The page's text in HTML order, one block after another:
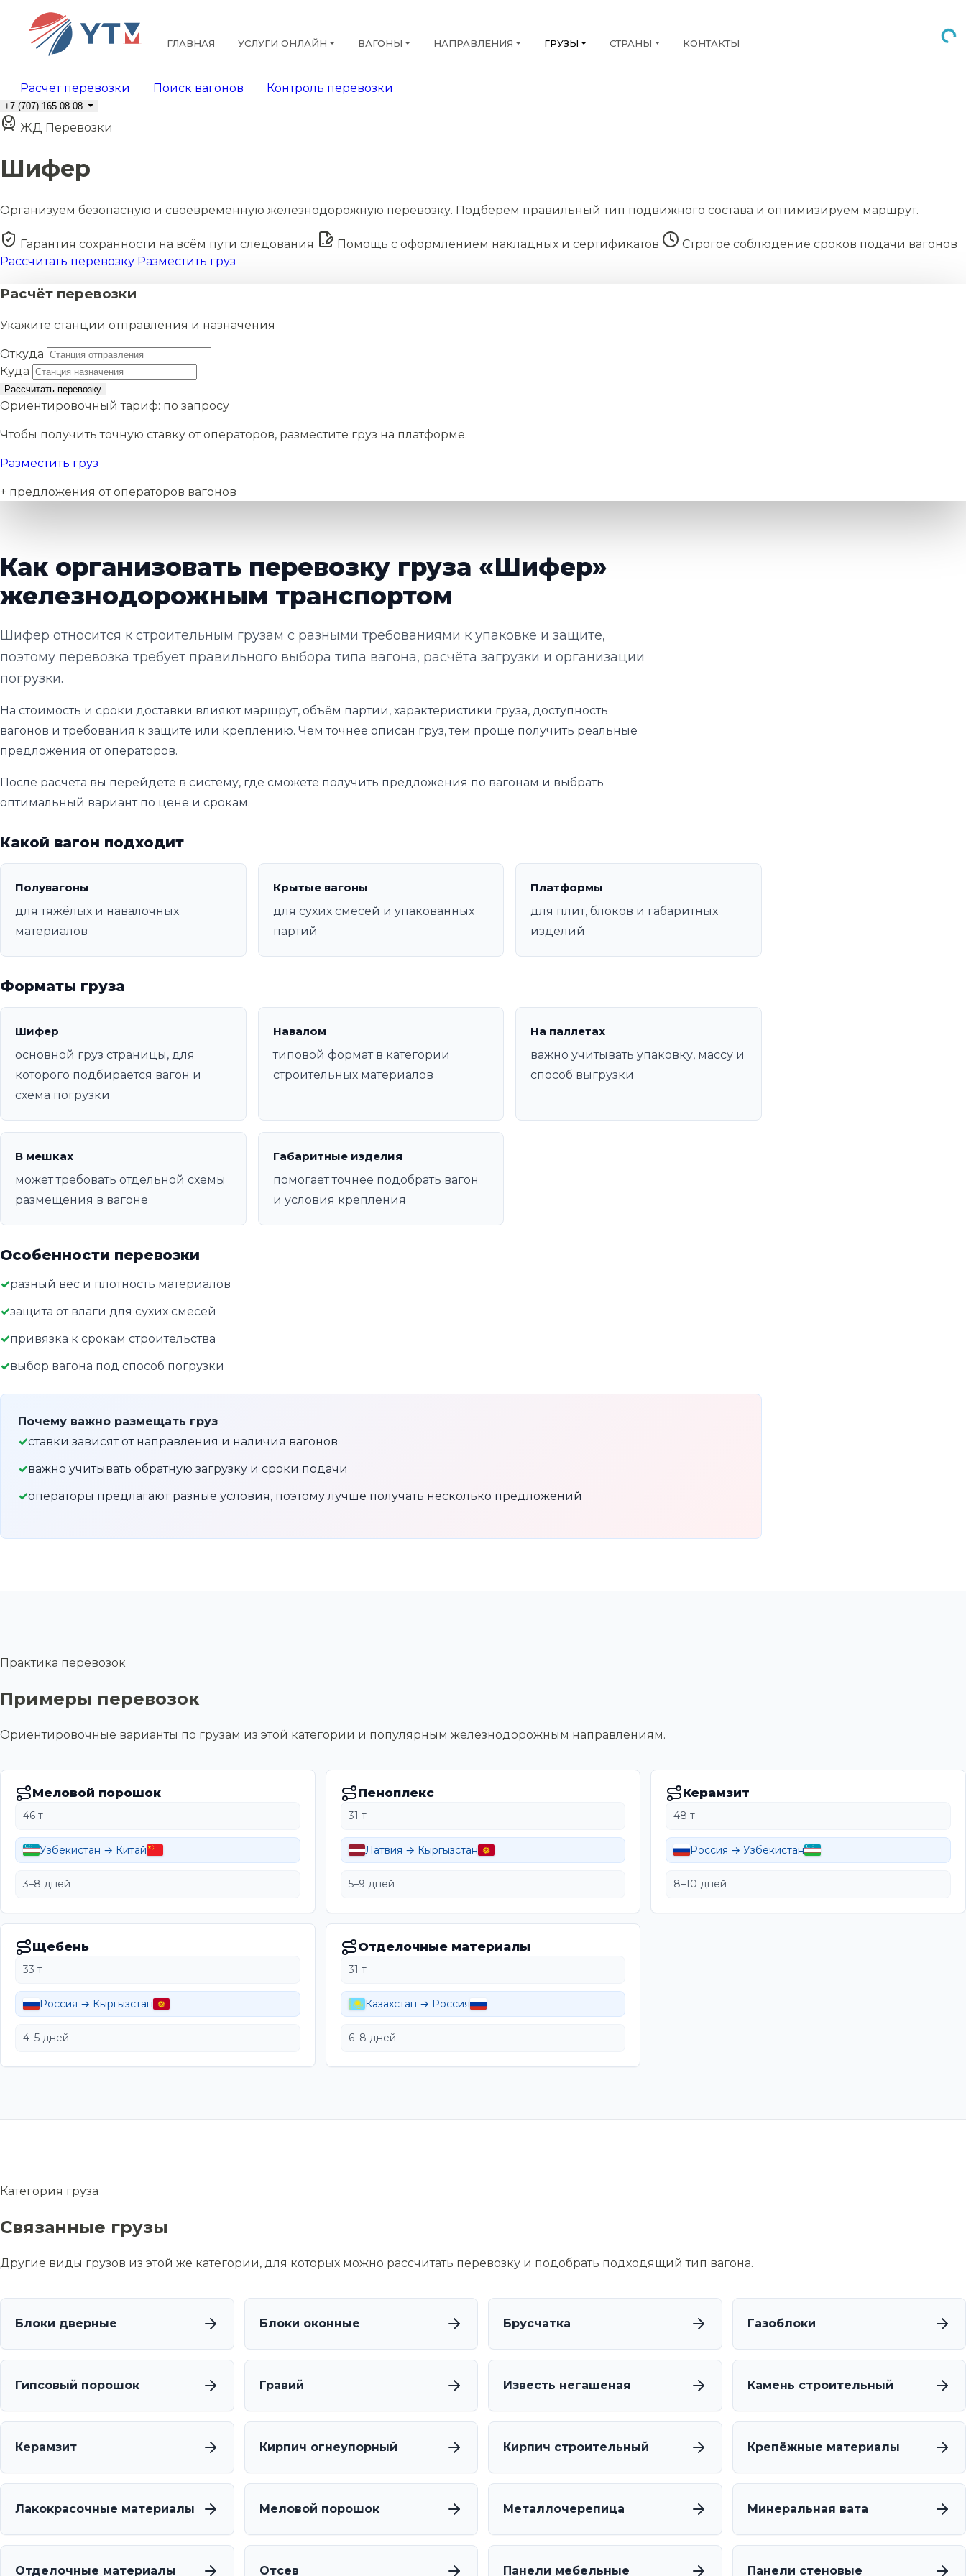
ГЛАВНАЯ УСЛУГИ ОНЛАЙН ВАГОНЫ НАПРАВЛЕНИЯ ГРУЗЫ СТРАНЫ КОНТАКТЫ
Расчет перевозки Поиск вагонов Контроль перевозки
+7 (707) 165 08 08
ЖД Перевозки
Шифер
Организуем безопасную и своевременную железнодорожную перевозку. Подберём правильный тип подвижного состава и оптимизируем маршрут.
Гарантия сохранности на всём пути следования Помощь с оформлением накладных и сертификатов
Строгое соблюдение сроков подачи вагонов
Рассчитать перевозку Разместить груз
Расчёт перевозки
Укажите станции отправления и назначения
Откуда
Куда
Рассчитать перевозку
Ориентировочный тариф: по запросу
Чтобы получить точную ставку от операторов, разместите груз на платформе.
Разместить груз
+ предложения от операторов вагонов
Как организовать перевозку груза «Шифер»
железнодорожным транспортом
Шифер относится к строительным грузам с разными требованиями к упаковке и защите,
поэтому перевозка требует правильного выбора типа вагона, расчёта загрузки и организации
погрузки.
На стоимость и сроки доставки влияют маршрут, объём партии, характеристики груза, доступность
вагонов и требования к защите или креплению. Чем точнее описан груз, тем проще получить реальные
предложения от операторов.
После расчёта вы перейдёте в систему, где сможете получить предложения по вагонам и выбрать
оптимальный вариант по цене и срокам.
Какой вагон подходит
Полувагоны
для тяжёлых и навалочных
материалов
Крытые вагоны
для сухих смесей и упакованных
партий
Платформы
для плит, блоков и габаритных
изделий
Форматы груза
Шифер
основной груз страницы, для
которого подбирается вагон и
схема погрузки
Навалом
типовой формат в категории
строительных материалов
На паллетах
важно учитывать упаковку, массу и
способ выгрузки
В мешках
может требовать отдельной схемы
размещения в вагоне
Габаритные изделия
помогает точнее подобрать вагон
и условия крепления
Особенности перевозки
разный вес и плотность материалов
защита от влаги для сухих смесей
привязка к срокам строительства
выбор вагона под способ погрузки
Почему важно размещать груз
ставки зависят от направления и наличия вагонов
важно учитывать обратную загрузку и сроки подачи
операторы предлагают разные условия, поэтому лучше получать несколько предложений
Практика перевозок
Примеры перевозок
Ориентировочные варианты по грузам из этой категории и популярным железнодорожным направлениям.
Меловой порошок
46 т
Узбекистан → Китай
3–8 дней
Пеноплекс
31 т
Латвия → Кыргызстан
5–9 дней
Керамзит
48 т
Россия → Узбекистан
8–10 дней
Щебень
33 т
Россия → Кыргызстан
4–5 дней
Отделочные материалы
31 т
Казахстан → Россия
6–8 дней
Категория груза
Связанные грузы
Другие виды грузов из этой же категории, для которых можно рассчитать перевозку и подобрать подходящий тип вагона.
Блоки дверные Блоки оконные Брусчатка Газоблоки
Гипсовый порошок Гравий Известь негашеная Камень строительный
Керамзит Кирпич огнеупорный Кирпич строительный Крепёжные материалы
Лакокрасочные материалы Меловой порошок Металлочерепица Минеральная вата
Отделочные материалы Отсев Панели мебельные Панели стеновые